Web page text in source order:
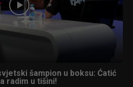
šampion u boksu: Ćatić
radim u tišini!